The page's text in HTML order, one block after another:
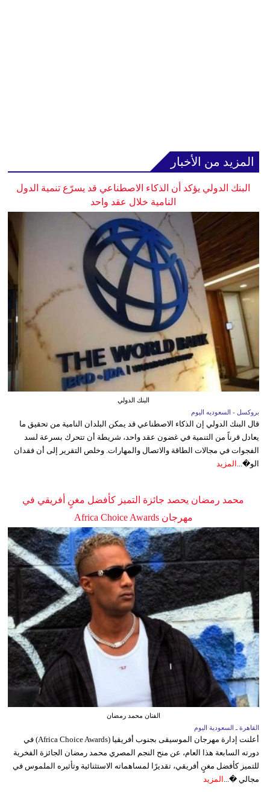
المزيد من الأخبار
البنك الدولي يؤكد أن الذكاء الاصطناعي قد يسرّع تنمية الدول
النامية خلال عقد واحد
البنك الدولي
بروكسل - السعوديه اليوم
قال البنك الدولي إن الذكاء الاصطناعي قد يمكن البلدان النامية من تحقيق ما
يعادل قرناً من التنمية في غضون عقد واحد، شريطة أن تتحرك بسرعة لسد
الفجوات في مجالات الطاقة والاتصال والمهارات. وخلص التقرير إلى أن فقدان
الو�...
المزيد
محمد رمضان يحصد جائزة التميز كأفضل مغنٍ أفريقي في
مهرجان Africa Choice Awards
الفنان محمد رمضان
القاهرة ـ السعودية اليوم
أعلنت إدارة مهرجان الموسيقى بجنوب أفريقيا (Africa Choice Awards) في
دورته السابعة هذا العام، عن منح النجم المصري محمد رمضان الجائزة الفخرية
للتميز كأفضل مغنٍ أفريقي، تقديرًا لمساهماته الاستثنائية وتأثيره الملموس في
مجالي �... المزيد